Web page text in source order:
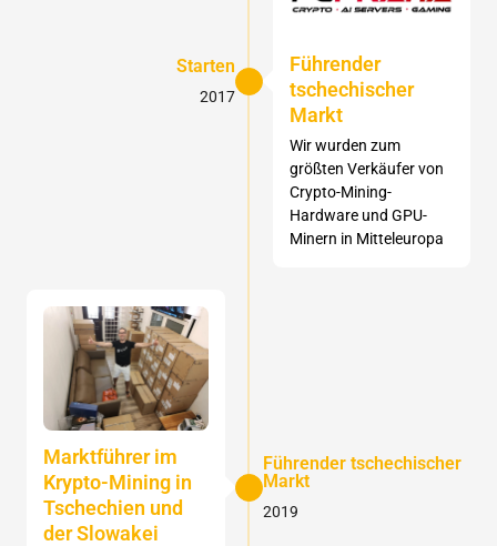
Starten
2017
Führender
tschechischer
Markt
Wir wurden zum
größten Verkäufer von
Crypto-Mining-
Hardware und GPU-
Minern in Mitteleuropa
Führender tschechischer
Markt
2019
Marktführer im
Krypto-Mining in
Tschechien und
der Slowakei